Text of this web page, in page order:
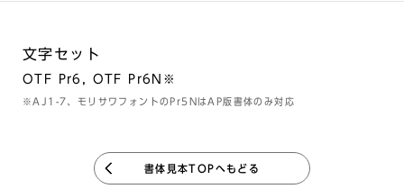
文字セット
OTF Pr6, OTF Pr6N※
※AJ1-7、モリサワフォントのPr5NはAP版書体のみ対応
書体見本TOPへもどる